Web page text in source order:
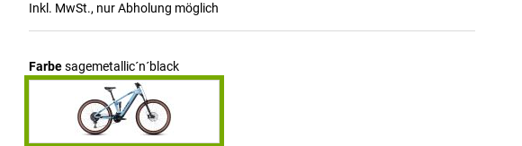
Inkl. MwSt., nur Abholung möglich
Farbesagemetallic´n´black